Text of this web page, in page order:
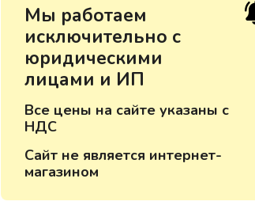
По всем вопросам
sales@viko-t.by
Оплата и доставка
Контакты
17, пом. 38, оф. №1
Мы работаем
исключительно с
юридическими
лицами и ИП
Все цены на сайте указаны с
НДС
Сайт не является интернет-
магазином